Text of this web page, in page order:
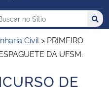
Sítio no no Sítio
Civil > PRIMEIRO
DA UFSM.
DE